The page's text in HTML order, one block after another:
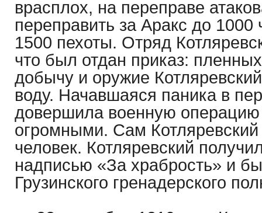
врасплох, на переправе
переправить за Аракс до 1000
1500 пехоты. Отряд
что был отдан приказ:
добычу и оружие
воду. Начавшаяся паника в
довершила военную
огромными. Сам
человек. Котляревский
надписью «За храбрость» и
Грузинского гренадерского